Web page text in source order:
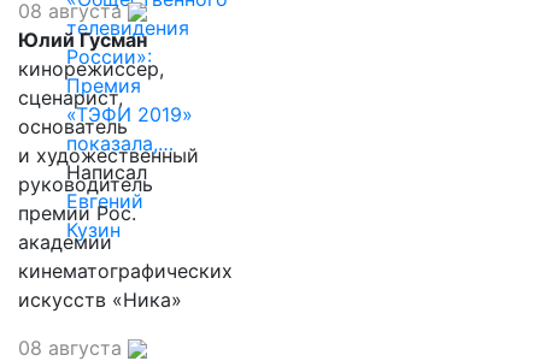
телевидения
России»:
Премия
«ТЭФИ 2019»
показала,…
Написал
Евгений
Кузин
08 августа
Юлий Гусман
кинорежиссер,
сценарист,
основатель
и художественный
руководитель
премии Рос.
академии
кинематографических
искусств «Ника»
08 августа